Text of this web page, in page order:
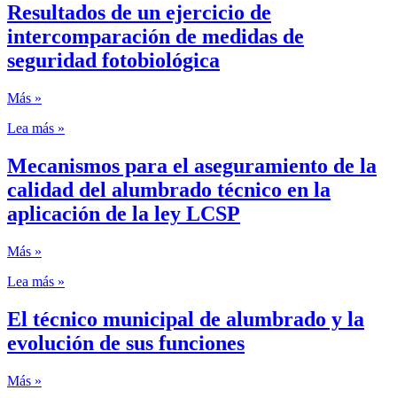
Resultados de un ejercicio de
intercomparación de medidas de
seguridad fotobiológica
Más »
Lea más »
Mecanismos para el aseguramiento de la
calidad del alumbrado técnico en la
aplicación de la ley LCSP
Más »
Lea más »
El técnico municipal de alumbrado y la
evolución de sus funciones
Más »